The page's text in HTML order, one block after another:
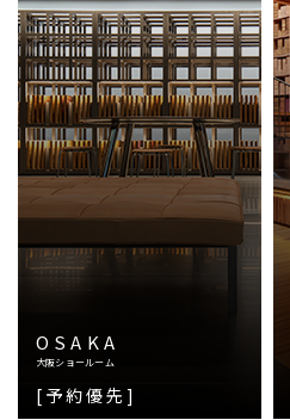
OSAKA
大阪ショールーム
[予約優先]